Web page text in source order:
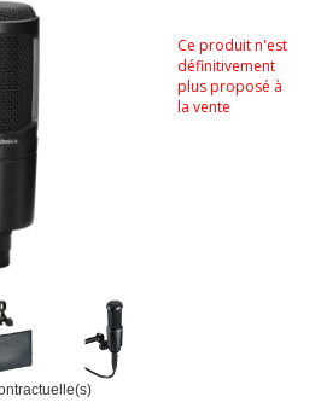
Ce produit n'est
définitivement
plus proposé à
la vente